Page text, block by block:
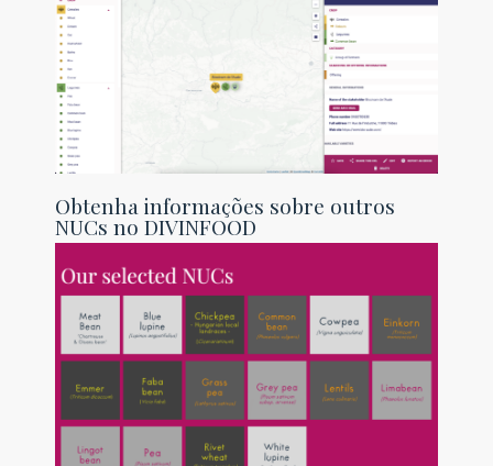
Obtenha informações sobre outros
NUCs no DIVINFOOD